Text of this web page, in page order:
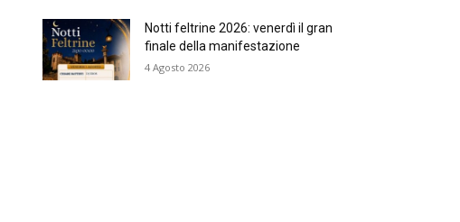
Notti feltrine 2026: venerdì il gran
finale della manifestazione
4 Agosto 2026